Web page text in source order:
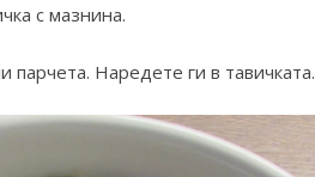
с мазнина.
Наредете ги в тавичката.